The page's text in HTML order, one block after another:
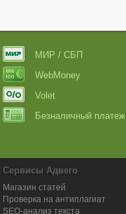
МИР / СБП
WebMoney
Volet
Безналичный платеж
Сервисы Адвего
Магазин статей
Проверка на антиплагиат
SEO-анализ текста